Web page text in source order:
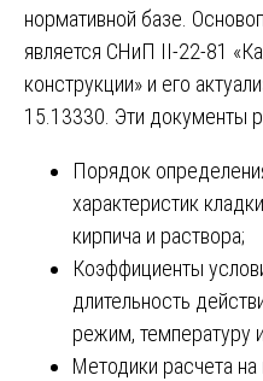
нормативной базе.
является СНиП II-22-81
конструкции» и его
15.13330. Эти документы
Порядок
характеристик
кирпича и раствора;
Коэффициенты
длительность
режим, температуру
Методики расчета на